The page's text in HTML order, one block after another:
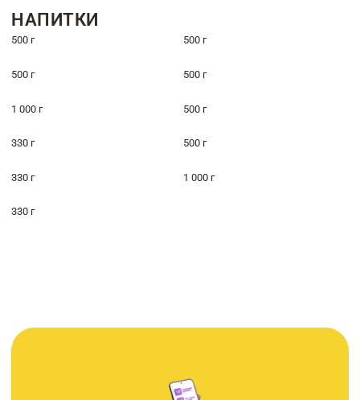
НАПИТКИ
500 г 500 г
500 г 500 г
1 000 г 500 г
330 г 500 г
330 г 1 000 г
330 г